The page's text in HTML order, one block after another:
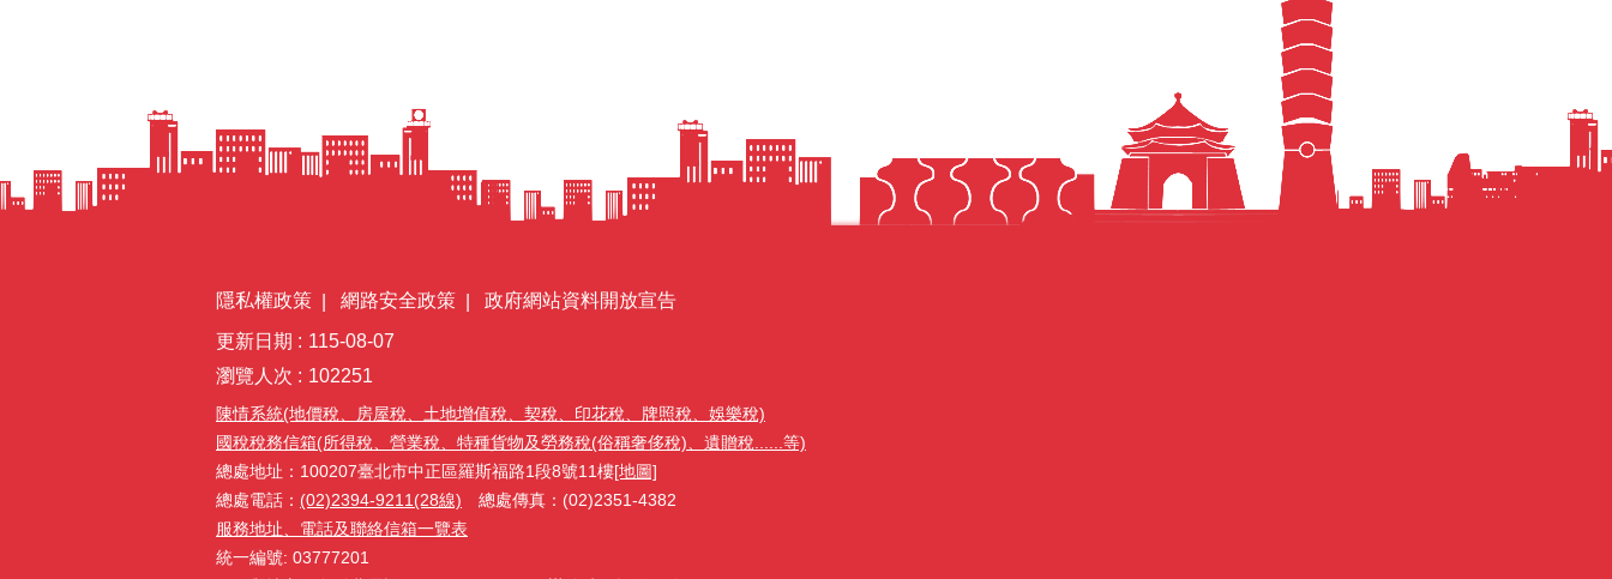
隱私權政策 網路安全政策
政府網站資料開放宣告
更新日期
115-08-07
瀏覽人次
102251
陳情系統(地價稅、房屋稅、土地增值稅、契稅、印花稅、牌照稅、娛樂稅)
國稅稅務信箱(所得稅、營業稅、特種貨物及勞務稅(俗稱奢侈稅)、遺贈稅......等)
總處地址：100207臺北市中正區羅斯福路1段8號11樓[地圖]
總處電話： (02)2394-9211(28線) 總處傳真：(02)2351-4382
服務地址、電話及聯絡信箱一覽表
統一編號: 03777201